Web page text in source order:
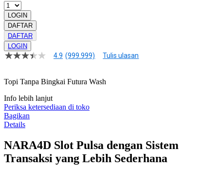
LOGIN
DAFTAR
DAFTAR
LOGIN
4.9
bintang,
rating
rata-
rata.
Read
13
Tautan
halaman
yang
4.9 (999.999) Tulis ulasan
Topi Tanpa Bingkai Futura Wash
Info lebih lanjut
Periksa ketersediaan di toko
Bagikan
Details
NARA4D Slot Pulsa dengan Sistem
Transaksi yang Lebih Sederhana